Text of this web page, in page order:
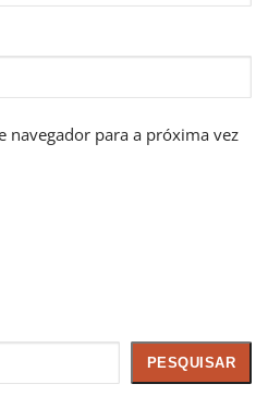
navegador para a próxima vez
PESQUISAR